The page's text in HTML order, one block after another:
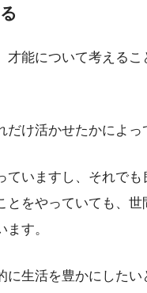
才能について考える
け活かせたかによっ
いますし、それでも
とをやっていても、
す。
に生活を豊かにした